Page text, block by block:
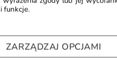
funkcje.
ZARZĄDZAJ OPCJAMI